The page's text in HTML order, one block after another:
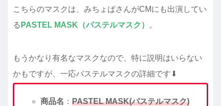
こちらのマスクは、みちょぱさんがCMにも出演してい
る PASTEL MASK（パステルマスク） 。
もうかなり有名なマスクなので、特に説明はいらない
かもですが、一応パステルマスクの詳細です⬇︎
商品名 ：PASTEL MASK(パステルマスク)